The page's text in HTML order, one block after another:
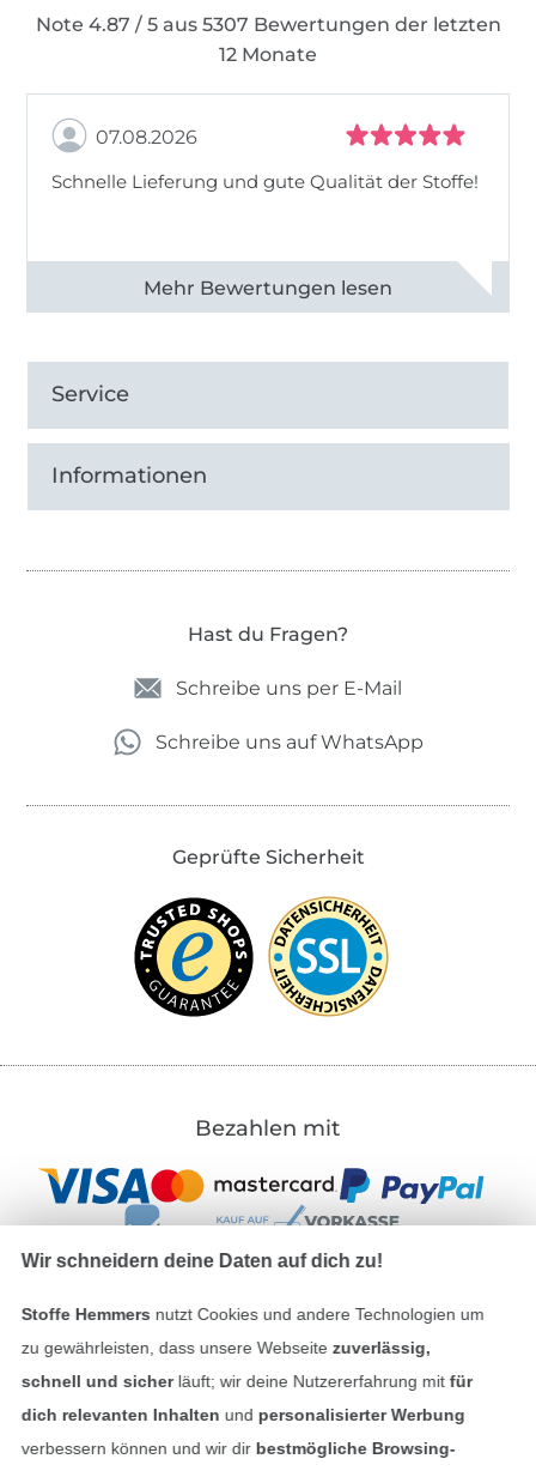
Note 4.87 / 5 aus 5307 Bewertungen der letzten
12 Monate
07.08.2026
Schnelle Lieferung und gute Qualität der Stoffe!
Alle 82968 Bewertungen ansehen
Service
Informationen
Hast du Fragen?
Schreibe uns per E-Mail
Schreibe uns auf WhatsApp
Geprüfte Sicherheit
Bezahlen mit
Unsere Versandpartner
Wir schneidern deine Daten auf dich zu!
Stoffe Hemmers nutzt Cookies und andere Technologien um
zu gewährleisten, dass unsere Webseite zuverlässig,
schnell und sicherläuft; wir deine Nutzererfahrung mitfür
dich relevanten Inhalten und personalisierter Werbung
verbessern können und wir dir bestmögliche Browsing-